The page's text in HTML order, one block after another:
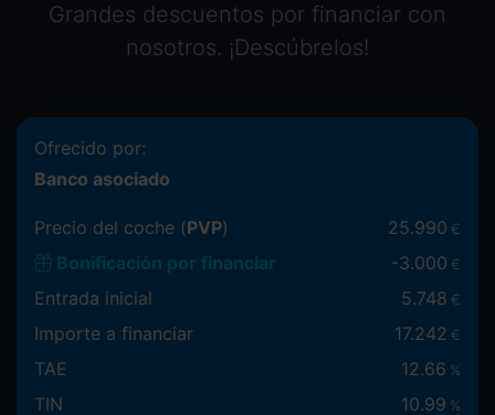
Grandes descuentos por financiar con
nosotros. ¡Descúbrelos!
Ofrecido por:
Banco asociado
Precio del coche (PVP) 25.990 €
Bonificación por financiar -3.000 €
Entrada inicial 5.748 €
Importe a financiar 17.242 €
TAE 12.66 %
TIN 10.99 %